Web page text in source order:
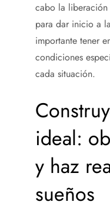
cabo la liberación
para dar inicio a
importante tener
condiciones
cada situación.
ideal:
y haz
sueños